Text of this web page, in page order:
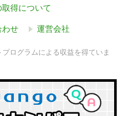
得について
わせ 運営会社
ログラムによる収益を得ていま